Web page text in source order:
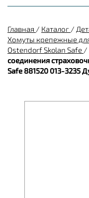
Главная / Каталог /
Хомуты крепежные
Ostendorf Skolan Safe /
соединения
Safe 881520 013-3235